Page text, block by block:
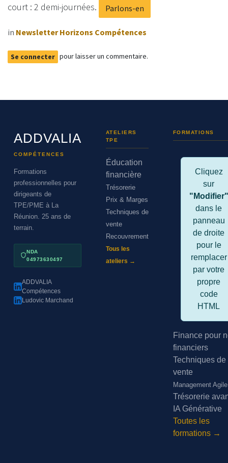
court : 2 demi-journées.
Parlons-en
in Newsletter Horizons Compétences
Se connecter pour laisser un commentaire.
ADDVALIA
COMPÉTENCES
Formations
professionnelles pour
dirigeants de
TPE/PME à La
Réunion. 25 ans de
terrain.
NDA
04973630497
ADDVALIA
Compétences
Ludovic Marchand
ATELIERS
TPE
Éducation
financière
Trésorerie
Prix & Marges
Techniques de
vente
Recouvrement
Tous les
ateliers →
FORMATIONS
Cliquez
sur
"Modifier"
dans le
panneau
de droite
pour le
remplacer
par votre
propre
code
HTML
Finance pour
financiers
Techniques de
vente
Management Agile
Trésorerie
IA Générative
Toutes les
formations →